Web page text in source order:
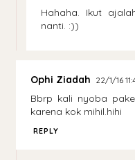
Hahaha. Ikut
nanti. :))
Ophi Ziadah 22/1/16
Bbrp kali nyoba
karena kok mihil.hihi
REPLY